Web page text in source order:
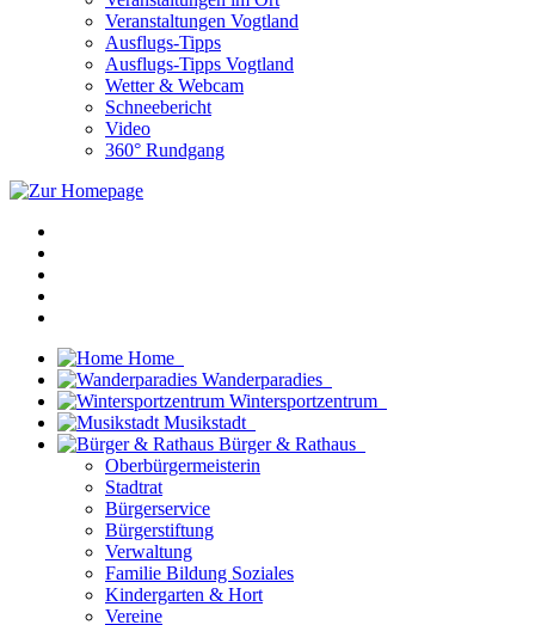
Veranstaltungen Vogtland
Ausflugs-Tipps
Ausflugs-Tipps Vogtland
Wetter & Webcam
Schneebericht
Video
360° Rundgang
Home
Wanderparadies
Wintersportzentrum
Musikstadt
Bürger & Rathaus
Oberbürgermeisterin
Stadtrat
Bürgerservice
Bürgerstiftung
Verwaltung
Familie Bildung Soziales
Kindergarten & Hort
Vereine